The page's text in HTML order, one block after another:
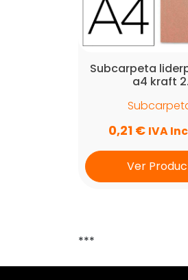
Subcarpeta
a4 kraft
0,21 € IVA
Ver
***